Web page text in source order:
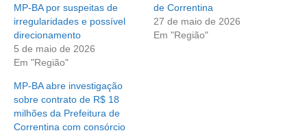
MP-BA por suspeitas de
irregularidades e possível
direcionamento
5 de maio de 2026
Em "Região"
de Correntina
27 de maio de 2026
Em "Região"
MP-BA abre investigação
sobre contrato de R$ 18
milhões da Prefeitura de
Correntina com consórcio